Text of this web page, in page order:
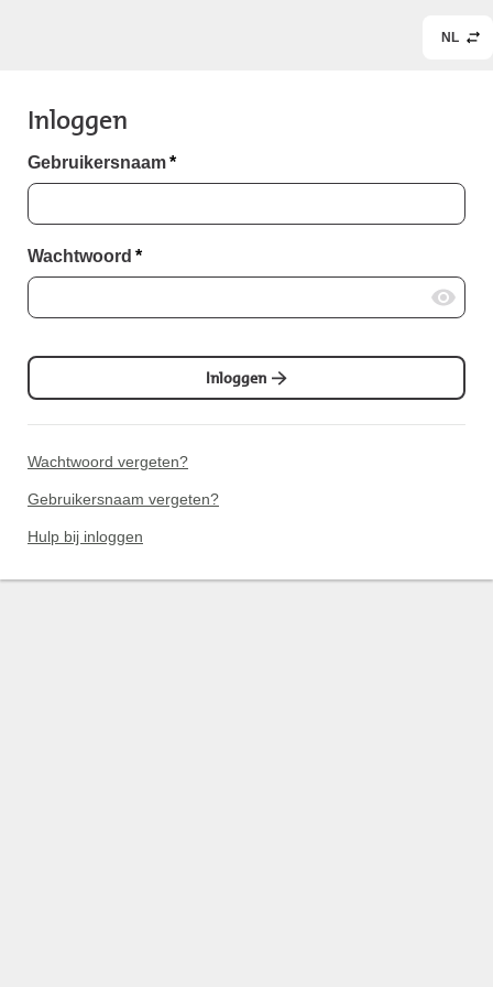
NL
Inloggen
Gebruikersnaam*
Wachtwoord *
Inloggen
Wachtwoord vergeten?
Gebruikersnaam vergeten?
Hulp bij inloggen